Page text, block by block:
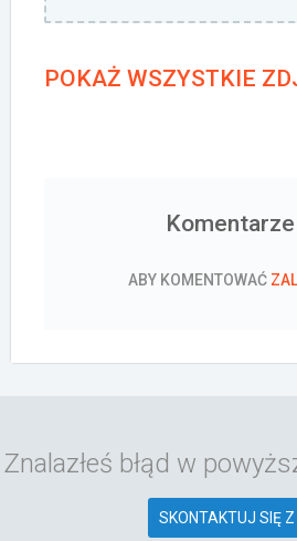
POKAŻ WSZYSTKIE
ABY KOMENTOWAĆ
Znalazłeś błąd w
SKONTAKTUJ SIĘ Z